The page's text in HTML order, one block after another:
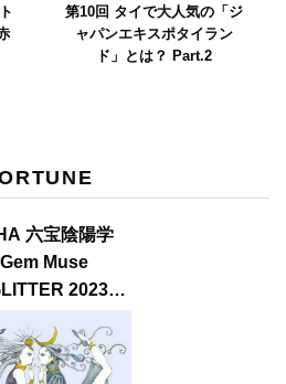
第10回 タイで大人気の「ジ
ャパンエキスポタイラン
ド」とは？ Part.2
六宝陰陽学
Muse
2023
issue】